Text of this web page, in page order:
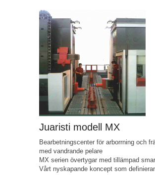
Juaristi modell MX
Bearbetningscenter för arborrning och
med vandrande pelare
MX serien övertygar med tillämpad
Vårt nyskapande koncept som definierar